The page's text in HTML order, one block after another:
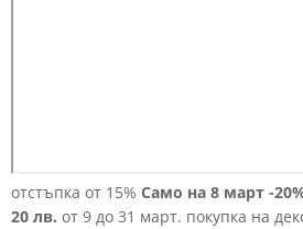
отстъпка от 15% Само на 8 март -
20 лв. от 9 до 31 март. покупка на